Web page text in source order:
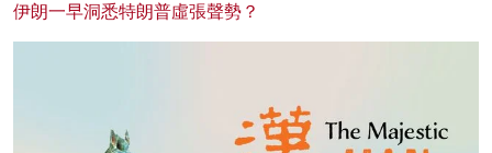
伊朗一早洞悉特朗普虛張聲勢？